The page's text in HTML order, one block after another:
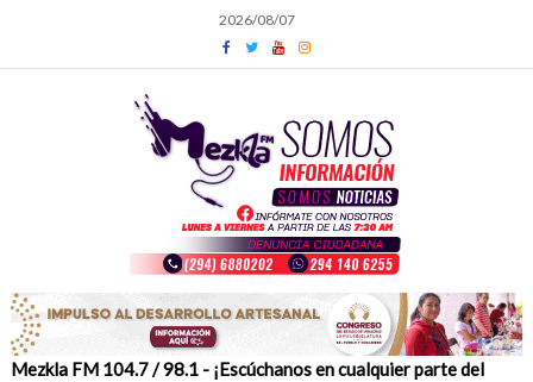
content
2026/08/07
Mezkla FM 104.7 / 98.1 - ¡Escúchanos en cualquier parte del